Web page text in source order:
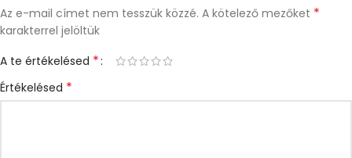
Az e-mail címet nem tesszük közzé. A kötelező mezőket *
karakterrel jelöltük
A te értékelésed *
Értékelésed *